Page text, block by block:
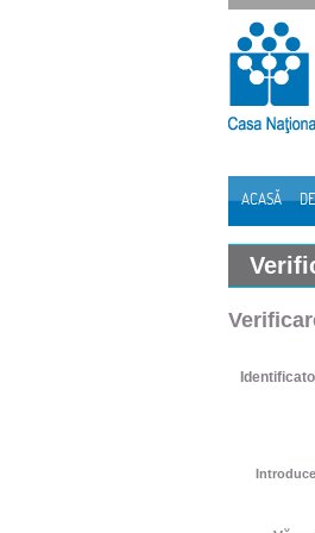
Sari la continut
ACASĂ